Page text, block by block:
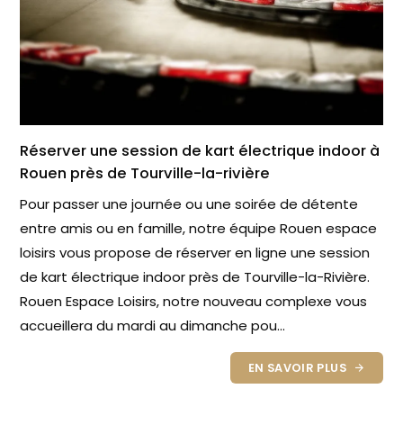
Réserver une session de kart électrique indoor à
Rouen près de Tourville-la-rivière
Pour passer une journée ou une soirée de détente
entre amis ou en famille, notre équipe Rouen espace
loisirs vous propose de réserver en ligne une session
de kart électrique indoor près de Tourville-la-Rivière.
Rouen Espace Loisirs, notre nouveau complexe vous
accueillera du mardi au dimanche pou...
EN SAVOIR PLUS